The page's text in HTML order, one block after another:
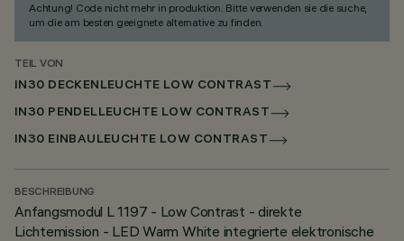
Achtung! Code nicht mehr in produktion. Bitte verwenden sie die suche,
um die am besten geeignete alternative zu finden.
TEIL VON
IN30 DECKENLEUCHTE LOW CONTRAST
IN30 PENDELLEUCHTE LOW CONTRAST
IN30 EINBAULEUCHTE LOW CONTRAST
BESCHREIBUNG
Anfangsmodul L 1197 - Low Contrast - direkte
Lichtemission - LED Warm White integrierte elektronische